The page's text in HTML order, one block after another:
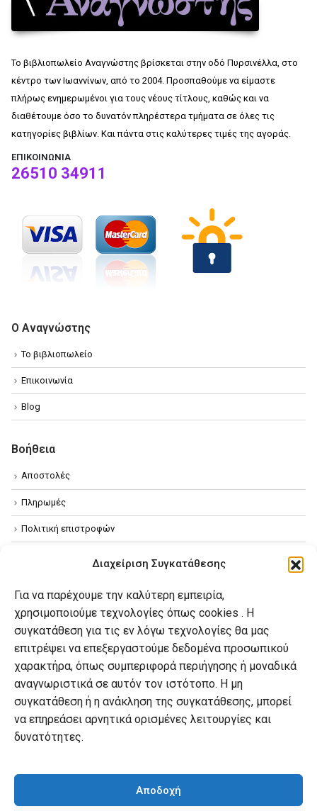
Διαχείριση Συγκατάθεσης
Για να παρέχουμε την καλύτερη εμπειρία,
χρησιμοποιούμε τεχνολογίες όπως cookies . Η
συγκατάθεση για τις εν λόγω τεχνολογίες θα μας
επιτρέψει να επεξεργαστούμε δεδομένα προσωπικού
χαρακτήρα, όπως συμπεριφορά περιήγησης ή μοναδικά
αναγνωριστικά σε αυτόν τον ιστότοπο. Η μη
συγκατάθεση ή η ανάκληση της συγκατάθεσης, μπορεί
να επηρεάσει αρνητικά ορισμένες λειτουργίες και
δυνατότητες.
Αποδοχή
Το βιβλιοπωλείο Αναγνώστης βρίσκεται στην οδό Πυρσινέλλα, στο
κέντρο των Ιωαννίνων, από το 2004. Προσπαθούμε να είμαστε
πλήρως ενημερωμένοι για τους νέους τίτλους, καθώς και να
διαθέτουμε όσο το δυνατόν πληρέστερα τμήματα σε όλες τις
κατηγορίες βιβλίων. Και πάντα στις καλύτερες τιμές της αγοράς.
ΕΠΙΚΟΙΝΩΝΊΑ
26510 34911
Ο Αναγνώστης
Το βιβλιοπωλείο
Επικοινωνία
Blog
Βοήθεια
Αποστολές
Πληρωμές
Πολιτική επιστροφών
Πολιτική Cookies
Ο λογαριασμός μου
Οι παραγγελίες μου
Λίστα επιθυμιών